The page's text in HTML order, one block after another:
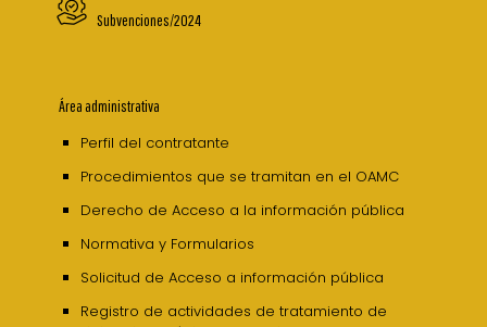
Subvenciones/2024
Área administrativa
Perfil del contratante
Procedimientos que se tramitan en el OAMC
Derecho de Acceso a la información pública
Normativa y Formularios
Solicitud de Acceso a información pública
Registro de actividades de tratamiento de